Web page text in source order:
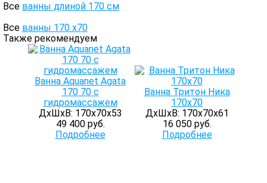
Все ванны длиной 170 см
Все ванны 170 х70
Также рекомендуем
Ванна Aquanet Agata
170 70 с
гидромассажем
ДхШхВ: 170х70х53
49 400 руб.
Подробнее
Ванна Тритон Ника
170х70
ДхШхВ: 170х70х61
16 050 руб.
Подробнее